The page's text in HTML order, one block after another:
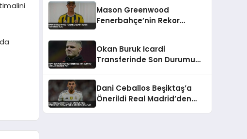
Mason Greenwood
Fenerbahçe’nin Rekor
Okan Buruk Icardi
Transferinde Son Durumu
Dani Ceballos Beşiktaş’a
Önerildi Real Madrid’den